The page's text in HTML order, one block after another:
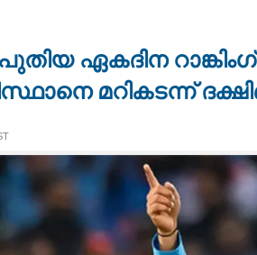
ഏകദിന റാങ്കിംഗ്
മറികടന്ന്